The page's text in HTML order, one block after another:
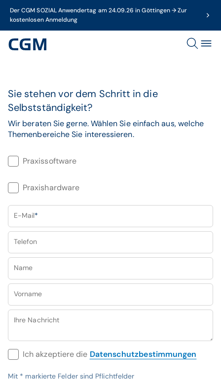
Der CGM SOZIAL Anwendertag am 24.09.26 in Göttingen → Zur
kostenlosen Anmeldung
Sie stehen vor dem Schritt in die
Selbstständigkeit?
Wir beraten Sie gerne. Wählen Sie einfach aus, welche
Themenbereiche Sie interessieren.
Praxissoftware
Praxishardware
E-Mail*
Telefon
Name
Vorname
Ihre Nachricht
Ich akzeptiere die Datenschutzbestimmungen
Mit * markierte Felder sind Pflichtfelder